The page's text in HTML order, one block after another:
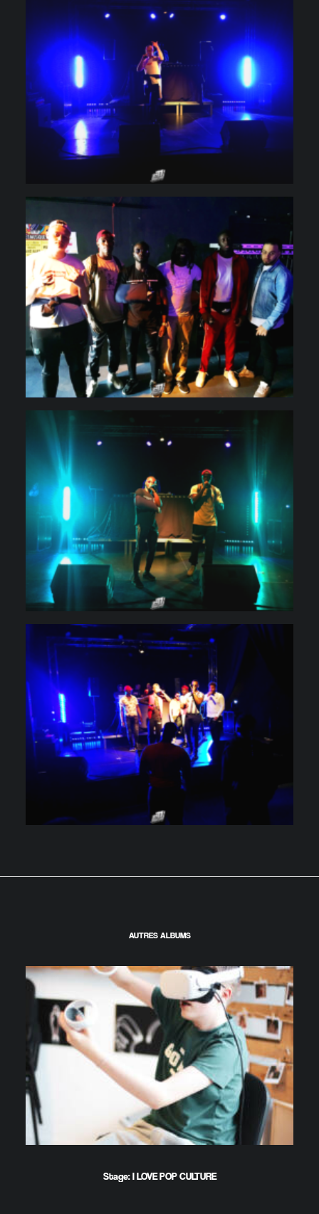
AUTRES ALBUMS
Stage: I LOVE POP CULTURE